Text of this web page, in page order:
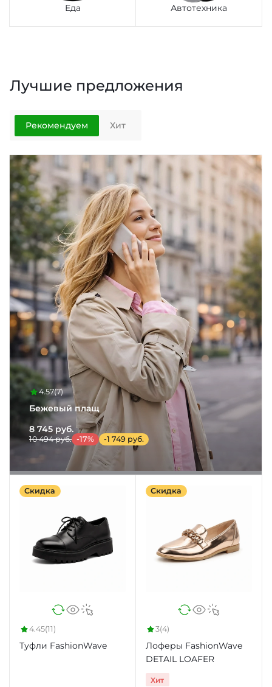
Еда Автотехника
Лучшие предложения
Рекомендуем
4.57(7)
Бежевый плащ
8 745 руб.
10 494 руб. -17% -1 749 руб.
Скидка
4.45(11)
Туфли FashionWave
Скидка
3(4)
Лоферы FashionWave
DETAIL LOAFER
Хит
Хит